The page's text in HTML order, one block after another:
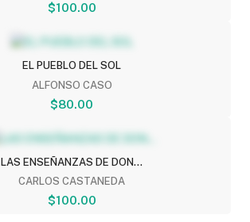
$100.00
EL PUEBLO DEL SOL
ALFONSO CASO
$80.00
LAS ENSEÑANZAS DE DON...
CARLOS CASTANEDA
$100.00